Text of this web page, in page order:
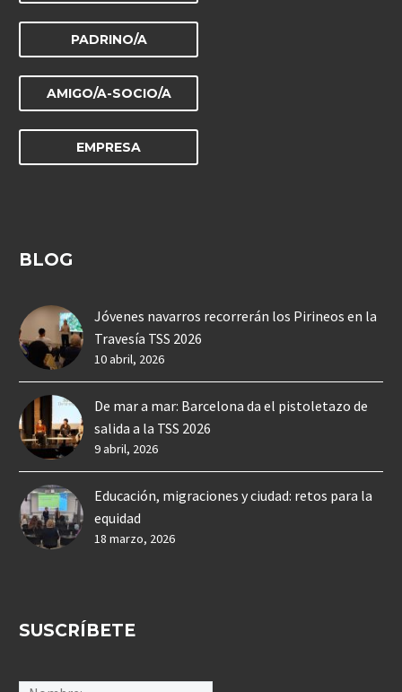
PADRINO/A
AMIGO/A-SOCIO/A
EMPRESA
BLOG
Jóvenes navarros recorrerán los Pirineos en la
Travesía TSS 2026
10 abril, 2026
De mar a mar: Barcelona da el pistoletazo de
salida a la TSS 2026
9 abril, 2026
Educación, migraciones y ciudad: retos para la
equidad
18 marzo, 2026
SUSCRÍBETE